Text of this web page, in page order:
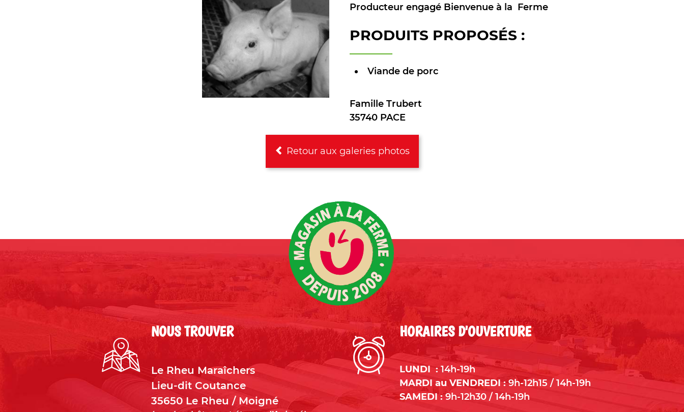
Producteur engagé Bienvenue à la Ferme
PRODUITS PROPOSÉS :
Viande de porc
Famille Trubert
35740 PACE
Retour aux galeries photos
NOUS TROUVER
Le Rheu Maraîchers
Lieu-dit Coutance
35650 Le Rheu / Moigné
HORAIRES D'OUVERTURE
LUNDI :14h-19h
MARDI au VENDREDI :9h-12h15 / 14h-19h
SAMEDI :9h-12h30 / 14h-19h